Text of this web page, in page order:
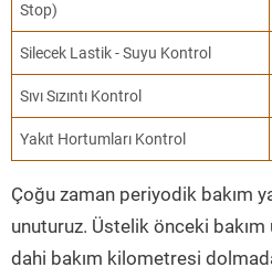
Stop)
Silecek Lastik - Suyu Kontrol
Sıvı Sızıntı Kontrol
Yakıt Hortumları Kontrol
Çoğu zaman periyodik bakım
unuturuz. Üstelik önceki bakım
dahi bakım kilometresi